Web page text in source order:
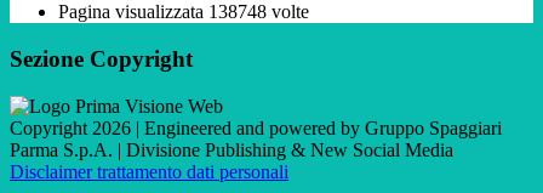
Pagina visualizzata 138748 volte
Sezione Copyright
Copyright 2026 | Engineered and powered by Gruppo Spaggiari
Parma S.p.A. | Divisione Publishing & New Social Media
Disclaimer trattamento dati personali